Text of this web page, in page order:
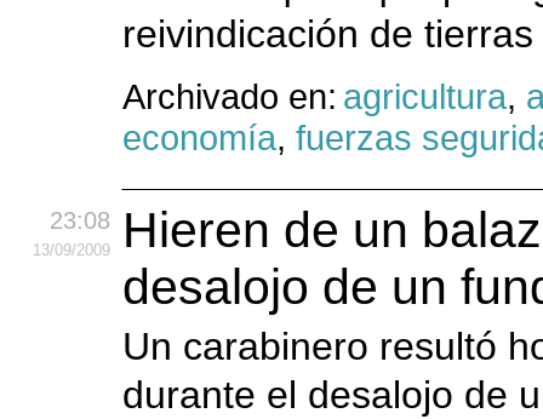
reivindicación de
Archivado en: agricultura,
economía, fuerzas
23:08
13/09/2009
Hieren de un
desalojo de un
Un carabinero resultó
durante el desalojo de